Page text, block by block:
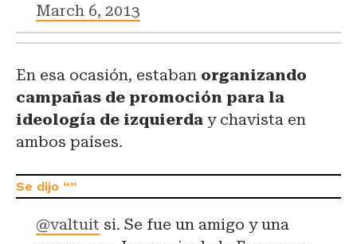
March 6, 2013
En esa ocasión, estaban organizando
campañas de promoción para la
ideología de izquierda y chavista en
ambos países.
@valtuit si. Se fue un amigo y una